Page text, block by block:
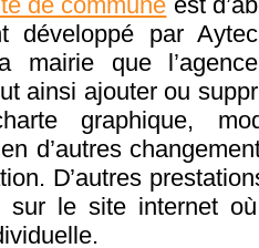
développé par
mairie que
ainsi ajouter ou
graphique,
d’autres
D’autres
sur le site internet